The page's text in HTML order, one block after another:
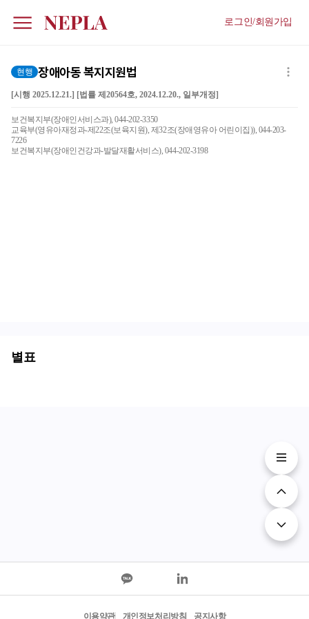
로그인/회원가입
현행 장애아동 복지지원법
[시행 2025.12.21.] [법률 제20564호, 2024.12.20., 일부개정]
보건복지부(장애인서비스과), 044-202-3350
교육부(영유아재정과-제22조(보육지원), 제32조(장애영유아 어린이집)), 044-203-
7226
보건복지부(장애인건강과-발달재활서비스), 044-202-3198
별표
이용약관 개인정보처리방침 공지사항